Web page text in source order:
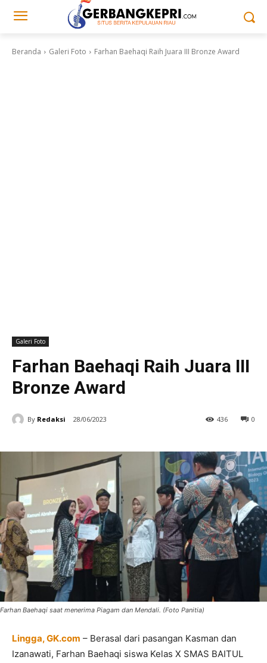
Beranda Galeri Foto Farhan Baehaqi Raih Juara III Bronze Award
Galeri Foto
Farhan Baehaqi Raih Juara III
Bronze Award
By Redaksi 28/06/2023 0
436
Farhan Baehaqi saat menerima Piagam dan Mendali. (Foto Panitia)
Lingga, GK.com – Berasal dari pasangan Kasman dan
Izanawati, Farhan Baehaqi siswa Kelas X SMAS BAITUL